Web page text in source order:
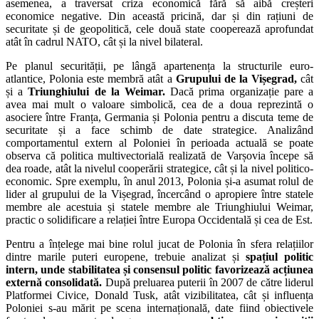
asemenea, a traversat criza economică fără să aibă creșteri
economice negative. Din această pricină, dar și din rațiuni de
securitate și de geopolitică, cele două state cooperează aprofundat
atât în cadrul NATO, cât și la nivel bilateral.
Pe planul securității, pe lângă apartenența la structurile euro-
atlantice, Polonia este membră atât a Grupului de la Vișegrad,cât
și aTriunghiului de la Weimar. Dacă prima organizație pare a
avea mai mult o valoare simbolică, cea de a doua reprezintă o
asociere între Franța, Germania și Polonia pentru a discuta teme de
securitate și a face schimb de date strategice. Analizând
comportamentul extern al Poloniei în perioada actuală se poate
observa că politica multivectorială realizată de Varșovia începe să
dea roade, atât la nivelul cooperării strategice, cât și la nivel politico-
economic. Spre exemplu, în anul 2013, Polonia și-a asumat rolul de
lider al grupului de la Vișegrad, încercând o apropiere între statele
membre ale acestuia și statele membre ale Triunghiului Weimar,
practic o solidificare a relației între Europa Occidentală și cea de Est.
Pentru a înțelege mai bine rolul jucat de Polonia în sfera relațiilor
dintre marile puteri europene, trebuie analizat și spațiul politic
intern, unde stabilitatea și consensul politic favorizează acțiunea
externă consolidată. După preluarea puterii în 2007 de către liderul
Platformei Civice, Donald Tusk, atât vizibilitatea, cât și influența
Poloniei s-au mărit pe scena internațională, date fiind obiectivele